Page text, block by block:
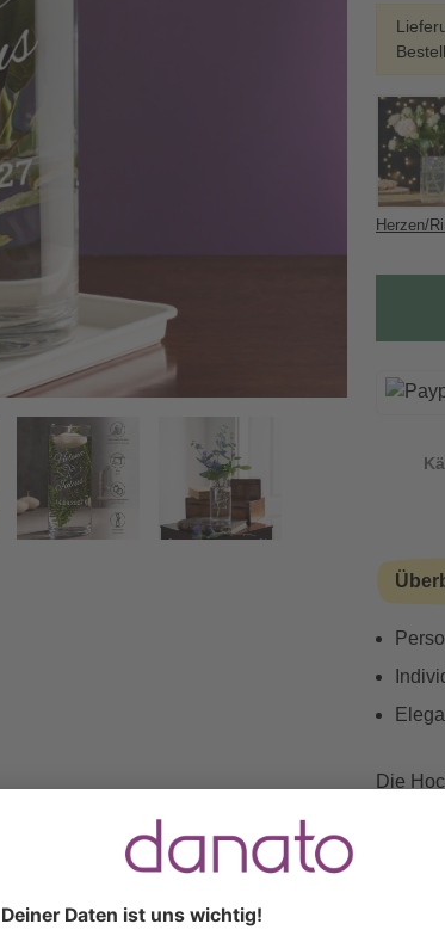
Herzen/
Die
Liebe,
mit
und